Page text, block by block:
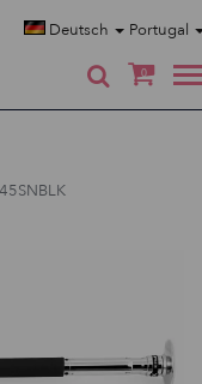
Deutsch Portugal
0